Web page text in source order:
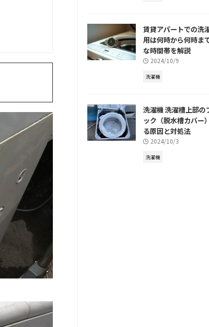
賃貸アパートでの洗
用は何時から何時ま
な時間帯を解説
2024/10/9
洗濯機
洗濯機 洗濯槽上部の
ック（脱水槽カバー
る原因と対処法
2024/10/3
洗濯機